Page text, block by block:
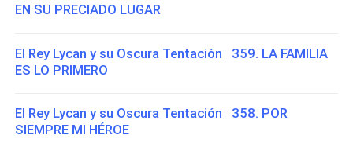
EN SU PRECIADO LUGAR
El Rey Lycan y su Oscura Tentación 359. LA FAMILIA
ES LO PRIMERO
El Rey Lycan y su Oscura Tentación 358. POR
SIEMPRE MI HÉROE